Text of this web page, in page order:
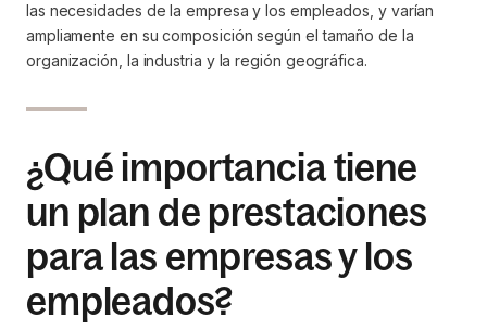
las necesidades de la empresa y los empleados, y varían
ampliamente en su composición según el tamaño de la
organización, la industria y la región geográfica.
¿Qué importancia tiene
un plan de prestaciones
para las empresas y los
empleados?